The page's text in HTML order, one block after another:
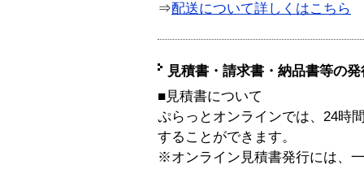
⇒配送について詳しくはこちら
見積書・請求書・納品書等の
■見積書について
ぷらっとオンラインでは、24時
することができます。
※オンライン見積書発行には、